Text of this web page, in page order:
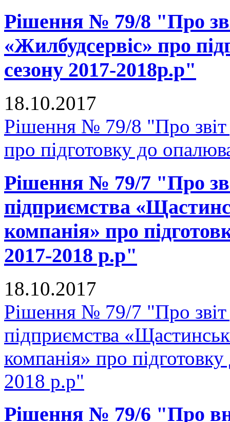
Рішення № 79/8 "Про
«Жилбудсервіс» про
сезону 2017-2018р.р"
18.10.2017
Рішення № 79/8 "Про
про підготовку до
Рішення № 79/7 "Про
підприємства
компанія» про
2017-2018 р.р"
18.10.2017
Рішення № 79/7 "Про звіт
підприємства
компанія» про
2018 р.р"
Рішення № 79/6 "Про